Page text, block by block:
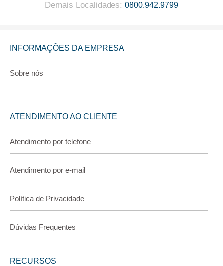
Demais Localidades: 0800.942.9799
INFORMAÇÕES DA EMPRESA
Sobre nós
ATENDIMENTO AO CLIENTE
Atendimento por telefone
Atendimento por e-mail
Política de Privacidade
Dúvidas Frequentes
RECURSOS